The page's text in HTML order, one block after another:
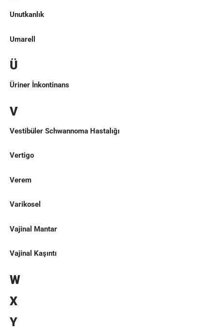
Unutkanlık
Umarell
Ü
Üriner İnkontinans
V
Vestibüler Schwannoma Hastalığı
Vertigo
Verem
Varikosel
Vajinal Mantar
Vajinal Kaşıntı
W
X
Y